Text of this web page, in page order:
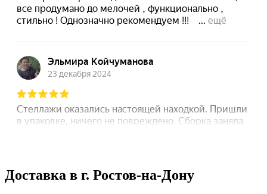
Доставка в г. Ростов-на-Дону